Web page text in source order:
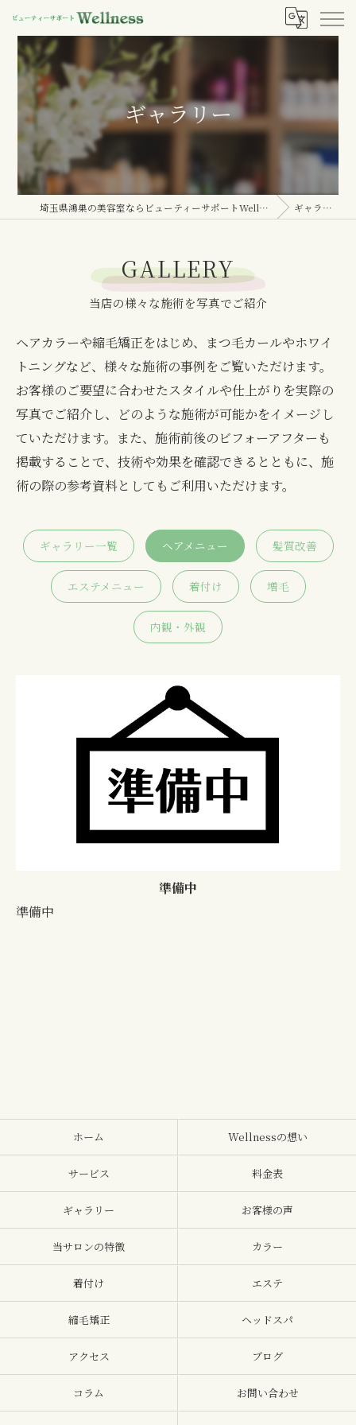
ギャラリー
埼玉県鴻巣の美容室ならビューティーサポートWellness ギャラリー
GALLERY
当店の様々な施術を写真でご紹介
ヘアカラーや縮毛矯正をはじめ、まつ毛カールやホワイ
トニングなど、様々な施術の事例をご覧いただけます。
お客様のご要望に合わせたスタイルや仕上がりを実際の
写真でご紹介し、どのような施術が可能かをイメージし
ていただけます。また、施術前後のビフォーアフターも
掲載することで、技術や効果を確認できるとともに、施
術の際の参考資料としてもご利用いただけます。
ギャラリー一覧 ヘアメニュー 髪質改善
エステメニュー 着付け 増毛
内観・外観
準備中
準備中
ホーム Wellnessの想い
サービス 料金表
ギャラリー お客様の声
当サロンの特徴 カラー
着付け エステ
縮毛矯正 ヘッドスパ
アクセス ブログ
コラム お問い合わせ